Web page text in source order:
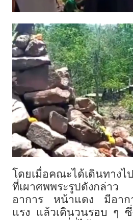
โดยเมื่อคณะได้เดินทางไ
ที่เผาศพพระรูปดังกล่
อาการ หน้าแดง มีอากา
แรง แล้วเดินวนรอบ ๆ